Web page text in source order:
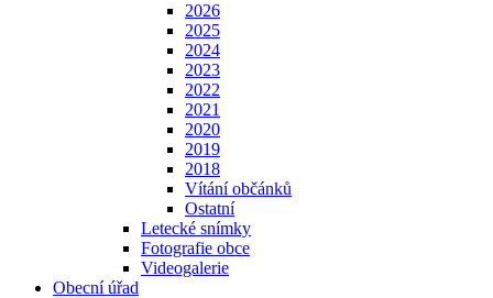
2026
2025
2024
2023
2022
2021
2020
2019
2018
Vítání občánků
Ostatní
Letecké snímky
Fotografie obce
Videogalerie
Obecní úřad